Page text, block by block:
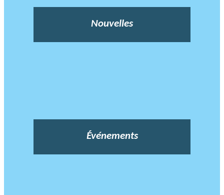
Nouvelles
Événements